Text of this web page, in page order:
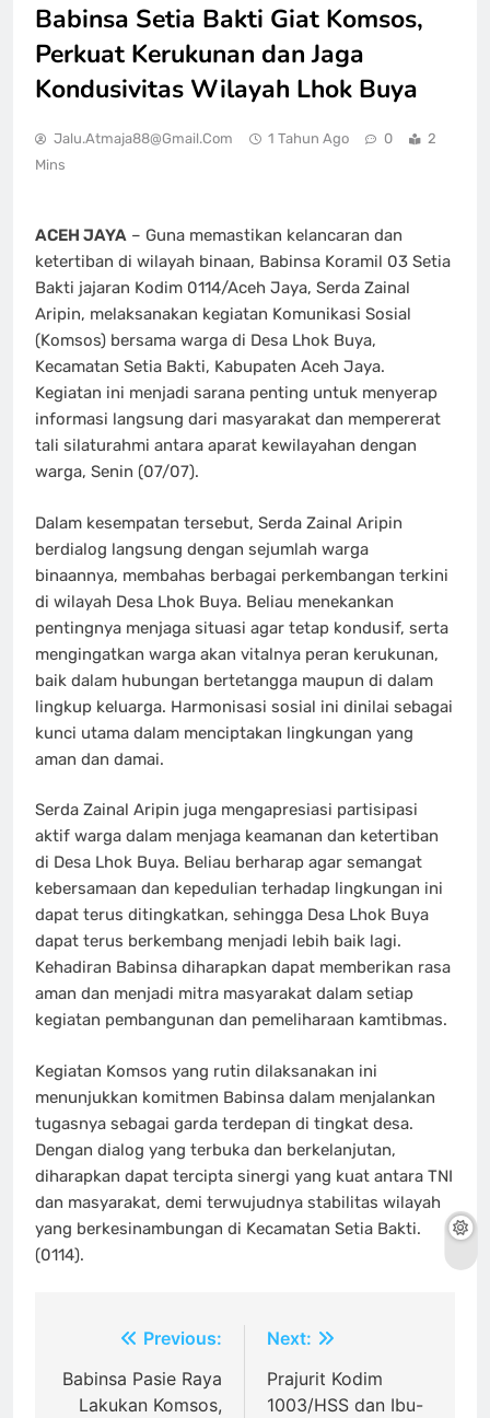
Babinsa Setia Bakti Giat Komsos,
Perkuat Kerukunan dan Jaga
Kondusivitas Wilayah Lhok Buya
Jalu.atmaja88@gmail.com 1 Tahun Ago 0
2
Mins
ACEH JAYA – Guna memastikan kelancaran dan
ketertiban di wilayah binaan, Babinsa Koramil 03 Setia
Bakti jajaran Kodim 0114/Aceh Jaya, Serda Zainal
Aripin, melaksanakan kegiatan Komunikasi Sosial
(Komsos) bersama warga di Desa Lhok Buya,
Kecamatan Setia Bakti, Kabupaten Aceh Jaya.
Kegiatan ini menjadi sarana penting untuk menyerap
informasi langsung dari masyarakat dan mempererat
tali silaturahmi antara aparat kewilayahan dengan
warga, Senin (07/07).
Dalam kesempatan tersebut, Serda Zainal Aripin
berdialog langsung dengan sejumlah warga
binaannya, membahas berbagai perkembangan terkini
di wilayah Desa Lhok Buya. Beliau menekankan
pentingnya menjaga situasi agar tetap kondusif, serta
mengingatkan warga akan vitalnya peran kerukunan,
baik dalam hubungan bertetangga maupun di dalam
lingkup keluarga. Harmonisasi sosial ini dinilai sebagai
kunci utama dalam menciptakan lingkungan yang
aman dan damai.
Serda Zainal Aripin juga mengapresiasi partisipasi
aktif warga dalam menjaga keamanan dan ketertiban
di Desa Lhok Buya. Beliau berharap agar semangat
kebersamaan dan kepedulian terhadap lingkungan ini
dapat terus ditingkatkan, sehingga Desa Lhok Buya
dapat terus berkembang menjadi lebih baik lagi.
Kehadiran Babinsa diharapkan dapat memberikan rasa
aman dan menjadi mitra masyarakat dalam setiap
kegiatan pembangunan dan pemeliharaan kamtibmas.
Kegiatan Komsos yang rutin dilaksanakan ini
menunjukkan komitmen Babinsa dalam menjalankan
tugasnya sebagai garda terdepan di tingkat desa.
Dengan dialog yang terbuka dan berkelanjutan,
diharapkan dapat tercipta sinergi yang kuat antara TNI
dan masyarakat, demi terwujudnya stabilitas wilayah
yang berkesinambungan di Kecamatan Setia Bakti.
(0114).
Navigasi
pos
Previous:
Babinsa Pasie Raya
Lakukan Komsos,
Next:
Prajurit Kodim
1003/HSS dan Ibu-